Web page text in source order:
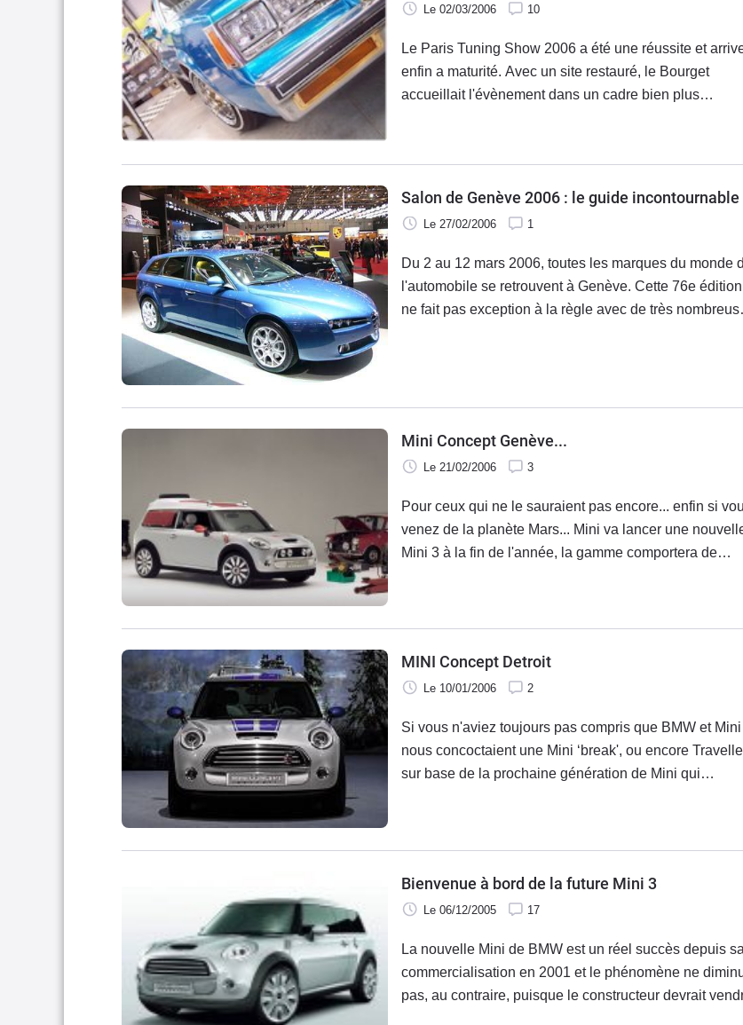
Le 02/03/2006 10
Le Paris Tuning Show 2006 a été une réussite et
enfin a maturité. Avec un site restauré, le Bourget
accueillait l'évènement dans un cadre bien plus
Salon de Genève 2006 : le guide incontournable
Le 27/02/2006 1
Du 2 au 12 mars 2006, toutes les marques du monde
l'automobile se retrouvent à Genève. Cette 76e édition
ne fait pas exception à la règle avec de très
Mini Concept Genève...
Le 21/02/2006 3
Pour ceux qui ne le sauraient pas encore... enfin si
venez de la planète Mars... Mini va lancer une
Mini 3 à la fin de l'année, la gamme comportera de
MINI Concept Detroit
Le 10/01/2006 2
Si vous n'aviez toujours pas compris que BMW et Mini
nous concoctaient une Mini ‘break', ou encore
sur base de la prochaine génération de Mini qui
Bienvenue à bord de la future Mini 3
Le 06/12/2005 17
La nouvelle Mini de BMW est un réel succès depuis sa
commercialisation en 2001 et le phénomène ne
pas, au contraire, puisque le constructeur devrait